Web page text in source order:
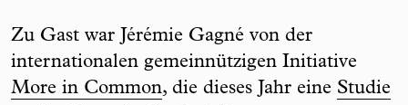
Zu Gast war Jérémie Gagné von der
internationalen gemeinnützigen Initiative
More in Common, die dieses Jahr eine Studie